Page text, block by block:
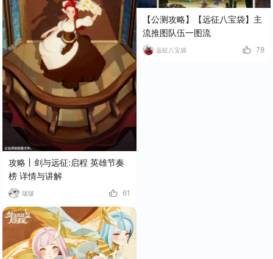
攻略丨剑与远征:启程 英雄节奏
榜 详情与讲解
啵啵 61
【公测攻略】【远征八宝袋】主
流推图队伍一图流
远征八宝袋 78